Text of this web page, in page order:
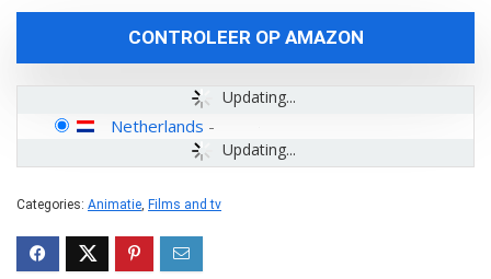
CONTROLEER OP AMAZON
Updating...
Updating...
Netherlands -
Categories: Animatie Films and tv